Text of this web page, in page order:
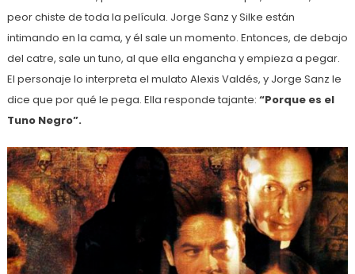
peor chiste de toda la película. Jorge Sanz y Silke están
intimando en la cama, y él sale un momento. Entonces, de debajo
del catre, sale un tuno, al que ella engancha y empieza a pegar.
El personaje lo interpreta el mulato Alexis Valdés, y Jorge Sanz le
dice que por qué le pega. Ella responde tajante: “Porque es el
Tuno Negro”.